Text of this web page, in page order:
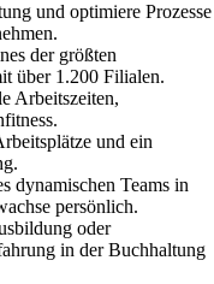
und optimiere Prozesse
der größten
über 1.200 Filialen.
Arbeitszeiten,
und ein
dynamischen Teams in
persönlich.
oder
in der Buchhaltung